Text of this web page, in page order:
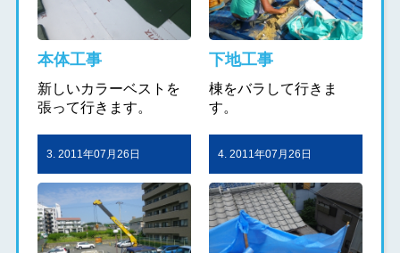
本体工事
新しいカラーベストを
張って行きます。
下地工事
棟をバラして行きま
す。
3. 2011年07月26日 4. 2011年07月26日